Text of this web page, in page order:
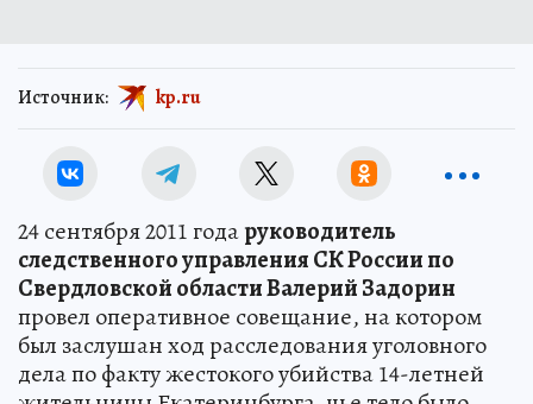
Источник: kp.ru
24 сентября 2011 годаруководитель
следственного управления СК России по
Свердловской области Валерий Задорин
провел оперативное совещание, на котором
был заслушан ход расследования уголовного
дела по факту жестокого убийства 14-летней